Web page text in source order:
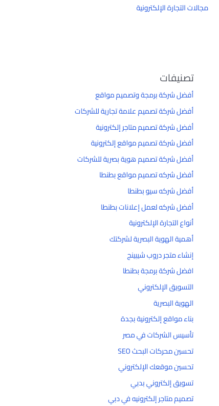
مجالات التجارة الإلكترونية
تصنيفات
أفضل شركة برمجة وتصميم مواقع
أفضل شركة تصميم علامة تجارية للشركات
أفضل شركة تصميم متاجر إلكترونية
أفضل شركة تصميم مواقع إلكترونية
أفضل شركة تصميم هوية بصرية للشركات
أفضل شركه تصميم مواقع بطنطا
أفضل شركه سيو بطنطا
أفضل شركه لعمل إعلانات بطنطا
أنواع التجارة الإلكترونية
أهمية الهوية البصرية لشركتك
إنشاء متجر دروب شيبينج
افضل شركة برمجة بطنطا
التسويق الإلكتروني
الهوية البصرية
بناء مواقع إلكترونية بجدة
تأسيس الشركات في مصر
تحسين محركات البحث SEO
تحسين موقعك الإلكتروني
تسويق إلكتروني بدبي
تصميم متاجر إلكترونيه في دبي